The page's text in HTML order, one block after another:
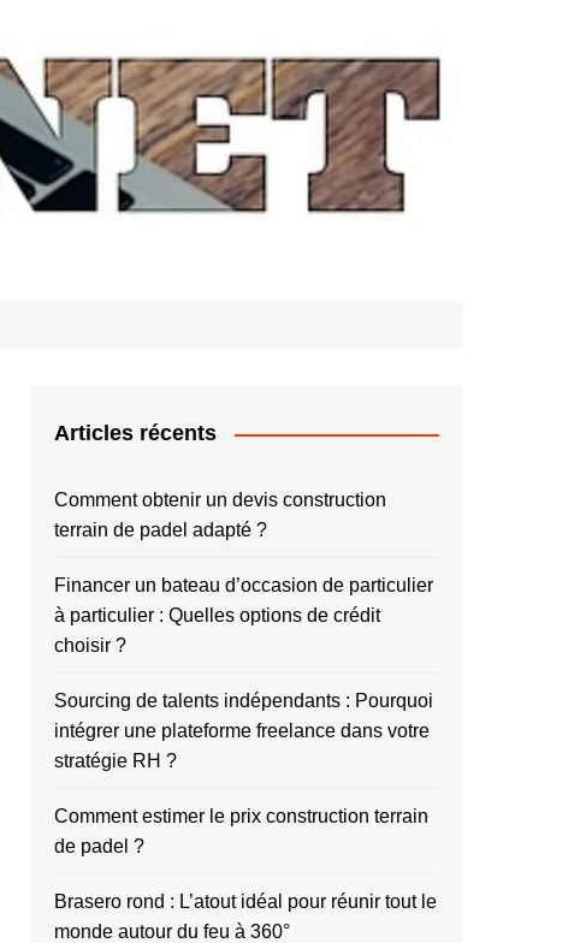
Articles récents
Comment obtenir un devis construction
terrain de padel adapté ?
Financer un bateau d’occasion de particulier
à particulier : Quelles options de crédit
choisir ?
Sourcing de talents indépendants : Pourquoi
intégrer une plateforme freelance dans votre
stratégie RH ?
Comment estimer le prix construction terrain
de padel ?
Brasero rond : L’atout idéal pour réunir tout le
monde autour du feu à 360°